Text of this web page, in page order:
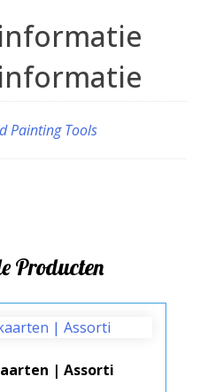
Painting Tools
Producten
| Assorti